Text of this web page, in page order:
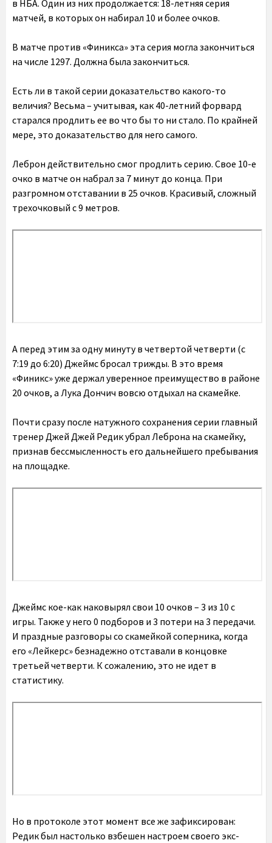
в НБА. Один из них продолжается: 18-летняя серия
матчей, в которых он набирал 10 и более очков.
В матче против «Финикса» эта серия могла закончиться
на числе 1297. Должна была закончиться.
Есть ли в такой серии доказательство какого-то
величия? Весьма – учитывая, как 40-летний форвард
старался продлить ее во что бы то ни стало. По крайней
мере, это доказательство для него самого.
Леброн действительно смог продлить серию. Свое 10-е
очко в матче он набрал за 7 минут до конца. При
разгромном отставании в 25 очков. Красивый, сложный
трехочковый с 9 метров.
А перед этим за одну минуту в четвертой четверти (с
7:19 до 6:20) Джеймс бросал трижды. В это время
«Финикс» уже держал уверенное преимущество в районе
20 очков, а Лука Дончич вовсю отдыхал на скамейке.
Почти сразу после натужного сохранения серии главный
тренер Джей Джей Редик убрал Леброна на скамейку,
признав бессмысленность его дальнейшего пребывания
на площадке.
Джеймс кое-как наковырял свои 10 очков – 3 из 10 с
игры. Также у него 0 подборов и 3 потери на 3 передачи.
И праздные разговоры со скамейкой соперника, когда
его «Лейкерс» безнадежно отставали в концовке
третьей четверти. К сожалению, это не идет в
статистику.
Но в протоколе этот момент все же зафиксирован:
Редик был настолько взбешен настроем своего экс-